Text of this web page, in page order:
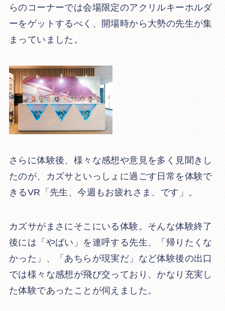
らのコーナーでは会場限定のアクリルキーホルダ
ーをゲットするべく、開場時から大勢の先生が集
まっていました。
さらに体験後、様々な感想や意見を多く見聞きし
たのが、カズサといっしょに過ごす日常を体験で
きるVR「先生、今週もお疲れさま、です」。
カズサがまさにそこにいる体験。そんな体験終了
後には「やばい」を連呼する先生、「帰りたくな
かった」、「あちらが現実だ」など体験後の出口
では様々な感想が飛び交っており、かなり充実し
た体験であったことが伺えました。